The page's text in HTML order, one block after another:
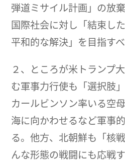
弾道ミサイル計画」の放
国際社会に対し「結束し
平和的な解決」を目指す
２、ところが米トランプ
む軍事力行使も「選択肢
カールビンソン率いる空
海に向かわせるなど軍
る。他方、北朝鮮も「核
んな形態の戦闘にも応戦